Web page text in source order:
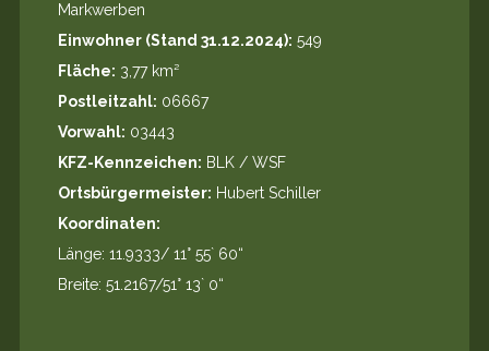
Markwerben
Einwohner (Stand 31.12.2024): 549
Fläche: 3,77 km²
Postleitzahl: 06667
Vorwahl: 03443
KFZ-Kennzeichen: BLK / WSF
Ortsbürgermeister: Hubert Schiller
Koordinaten:
Länge: 11.9333/ 11° 55` 60“
Breite: 51.2167/51° 13` 0“